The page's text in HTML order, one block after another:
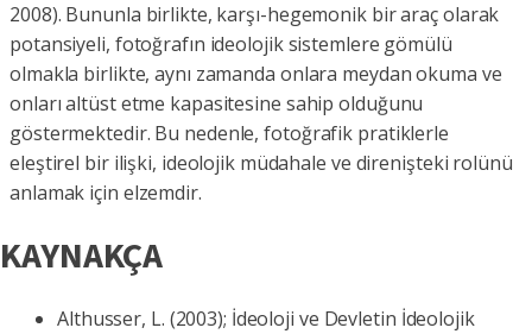
2008). Bununla birlikte, karşı-hegemonik bir araç olarak
potansiyeli, fotoğrafın ideolojik sistemlere gömülü
olmakla birlikte, aynı zamanda onlara meydan okuma ve
onları altüst etme kapasitesine sahip olduğunu
göstermektedir. Bu nedenle, fotoğrafik pratiklerle
eleştirel bir ilişki, ideolojik müdahale ve direnişteki rolünü
anlamak için elzemdir.
KAYNAKÇA
Althusser, L. (2003); İdeoloji ve Devletin İdeolojik